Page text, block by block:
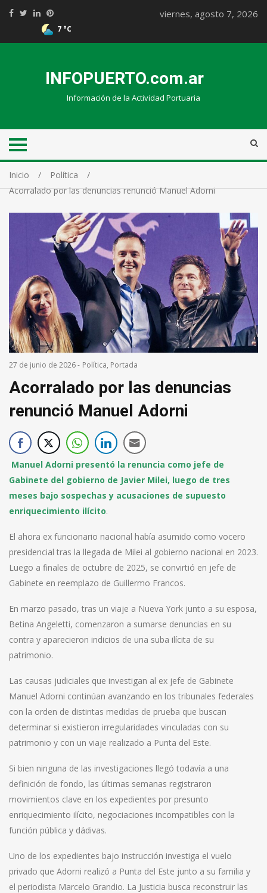
7 °C
viernes, agosto 7, 2026
INFOPUERTO.com.ar
Información de la Actividad Portuaria
Inicio
Política
Acorralado por las denuncias renunció Manuel Adorni
27 de junio de 2026- Política, Portada
Acorralado por las denuncias
renunció Manuel Adorni
Manuel Adorni presentó la renuncia como jefe de
Gabinete del gobierno de Javier Milei, luego de tres
meses bajo sospechas y acusaciones de supuesto
enriquecimiento ilícito.
El ahora ex funcionario nacional había asumido como vocero
presidencial tras la llegada de Milei al gobierno nacional en 2023.
Luego a finales de octubre de 2025, se convirtió en jefe de
Gabinete en reemplazo de Guillermo Francos.
En marzo pasado, tras un viaje a Nueva York junto a su esposa,
Betina Angeletti, comenzaron a sumarse denuncias en su
contra y aparecieron indicios de una suba ilícita de su
patrimonio.
Las causas judiciales que investigan al ex jefe de Gabinete
Manuel Adorni continúan avanzando en los tribunales federales
con la orden de distintas medidas de prueba que buscan
determinar si existieron irregularidades vinculadas con su
patrimonio y con un viaje realizado a Punta del Este.
Si bien ninguna de las investigaciones llegó todavía a una
definición de fondo, las últimas semanas registraron
movimientos clave en los expedientes por presunto
enriquecimiento ilícito, negociaciones incompatibles con la
función pública y dádivas.
Uno de los expedientes bajo instrucción investiga el vuelo
privado que Adorni realizó a Punta del Este junto a su familia y
el periodista Marcelo Grandio. La Justicia busca reconstruir las